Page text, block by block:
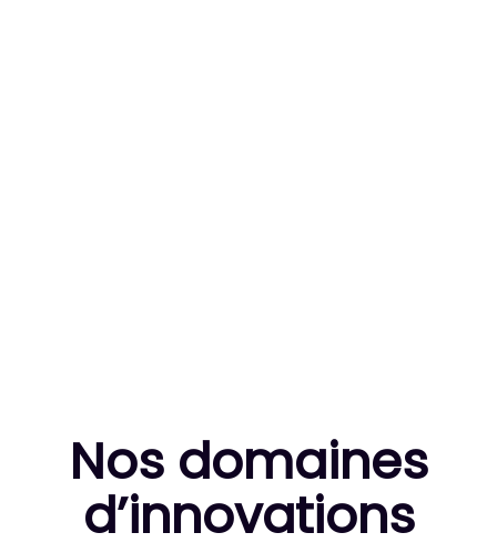
Nos domaines
d’innovations